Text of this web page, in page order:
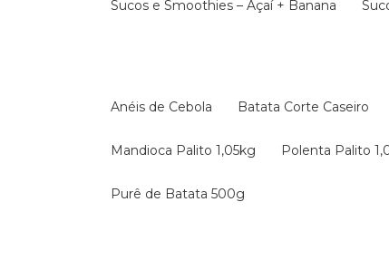
Sucos e Smoothies – Açaí + Banana
Anéis de Cebola Batata Corte Caseiro
Mandioca Palito 1,05kg Polenta Palito
Purê de Batata 500g